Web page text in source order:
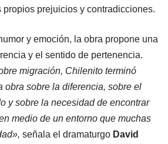
propios prejuicios y contradicciones.
y emoción, la obra propone una
y el sentido de pertenencia.
migración, Chilenito terminó
obra sobre la diferencia, sobre el
y sobre la necesidad de encontrar
medio de un entorno que muchas
señala el dramaturgo David